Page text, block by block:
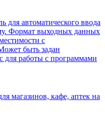
для автоматического ввода
Формат выходных данных
с
быть задан
для работы с программами